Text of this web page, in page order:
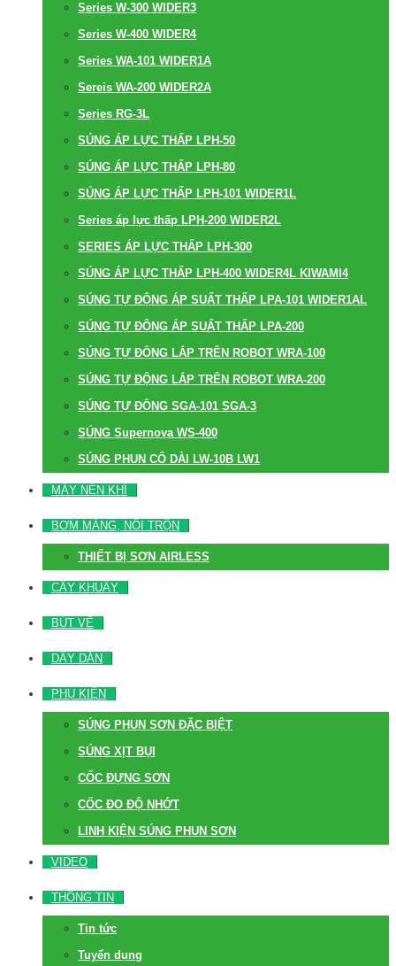
Series W-300 WIDER3
Series W-400 WIDER4
Series WA-101 WIDER1A
Sereis WA-200 WIDER2A
Series RG-3L
SÚNG ÁP LỰC THẤP LPH-50
SÚNG ÁP LỰC THẤP LPH-80
SÚNG ÁP LỰC THẤP LPH-101 WIDER1L
Series áp lực thấp LPH-200 WIDER2L
SERIES ÁP LỰC THẤP LPH-300
SÚNG ÁP LỰC THẤP LPH-400 WIDER4L KIWAMI4
SÚNG TỰ ĐỘNG ÁP SUẤT THẤP LPA-101 WIDER1AL
SÚNG TỰ ĐỘNG ÁP SUẤT THẤP LPA-200
SÚNG TỰ ĐỘNG LẮP TRÊN ROBOT WRA-100
SÚNG TỰ ĐỘNG LẮP TRÊN ROBOT WRA-200
SÚNG TỰ ĐỘNG SGA-101 SGA-3
SÚNG Supernova WS-400
SÚNG PHUN CỔ DÀI LW-10B LW1
MÁY NÉN KHÍ
BƠM MÀNG, NỒI TRỘN
THIẾT BỊ SƠN AIRLESS
CÂY KHUẤY
BÚT VẼ
DÂY DẪN
PHỤ KIỆN
SÚNG PHUN SƠN ĐẶC BIỆT
SÚNG XỊT BỤI
CỐC ĐỰNG SƠN
CỐC ĐO ĐỘ NHỚT
LINH KIỆN SÚNG PHUN SƠN
VIDEO
THÔNG TIN
Tin tức
Tuyển dụng